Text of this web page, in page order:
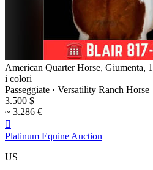
American Quarter Horse, Giumenta,
i colori
Passeggiate · Versatility Ranch Horse
3.500 $
~ 3.286 €

Platinum Equine Auction
US